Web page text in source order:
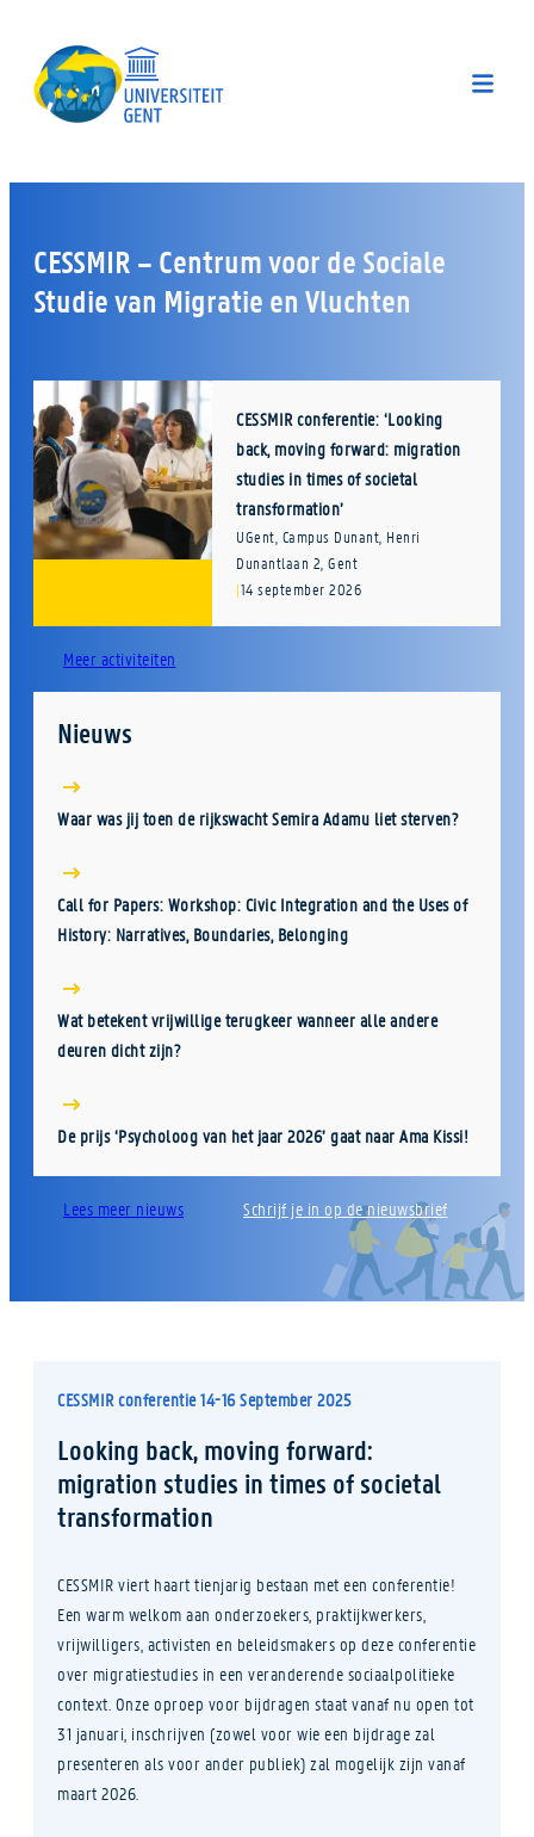
CESSMIR – Centrum voor de Sociale
Studie van Migratie en Vluchten
CESSMIR conferentie: ‘Looking
back, moving forward: migration
studies in times of societal
transformation’
UGent, Campus Dunant, Henri
Dunantlaan 2, Gent
|14 september 2026
Meer activiteiten
Nieuws
Waar was jij toen de rijkswacht Semira Adamu liet sterven?
Call for Papers: Workshop: Civic Integration and the Uses of
History: Narratives, Boundaries, Belonging
Wat betekent vrijwillige terugkeer wanneer alle andere
deuren dicht zijn?
De prijs ‘Psycholoog van het jaar 2026’ gaat naar Ama Kissi!
Lees meer nieuws Schrijf je in op de nieuwsbrief
CESSMIR conferentie 14-16 September 2025
Looking back, moving forward:
migration studies in times of societal
transformation
CESSMIR viert haart tienjarig bestaan met een conferentie!
Een warm welkom aan onderzoekers, praktijkwerkers,
vrijwilligers, activisten en beleidsmakers op deze conferentie
over migratiestudies in een veranderende sociaalpolitieke
context. Onze oproep voor bijdragen staat vanaf nu open tot
31 januari, inschrijven (zowel voor wie een bijdrage zal
presenteren als voor ander publiek) zal mogelijk zijn vanaf
maart 2026.